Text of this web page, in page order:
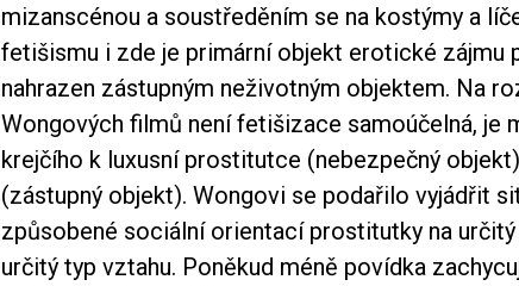
mizanscénou a soustředěním se na kostýmy a
fetišismu i zde je primární objekt erotické zájmu
nahrazen zástupným neživotným objektem. Na
Wongových filmů není fetišizace samoúčelná, je
krejčího k luxusní prostitutce (nebezpečný
(zástupný objekt). Wongovi se podařilo vyjádřit
způsobené sociální orientací prostitutky na
určitý typ vztahu. Poněkud méně povídka